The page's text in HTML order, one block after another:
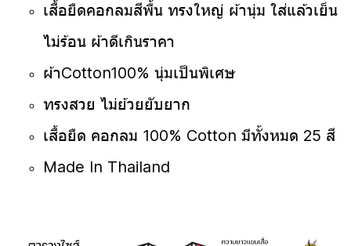
เสื้อยืดคอกลมสีพื้น ทรงใหญ่ ผ้านุ่ม ใส่แล้วเย็น
ไม่ร้อน ผ้าดีเกินราคา
ผ้าCotton100% นุ่มเป็นพิเศษ
ทรงสวย ไม่ย้วยยับยาก
เสื้อยืด คอกลม 100% Cotton มีทั้งหมด 25 สี
Made In Thailand